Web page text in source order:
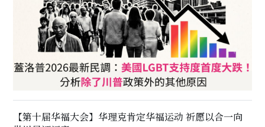
【第十届华福大会】华理克肯定华福运动 祈愿以合一向